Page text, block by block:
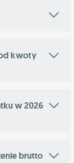
kwoty
w 2026
brutto